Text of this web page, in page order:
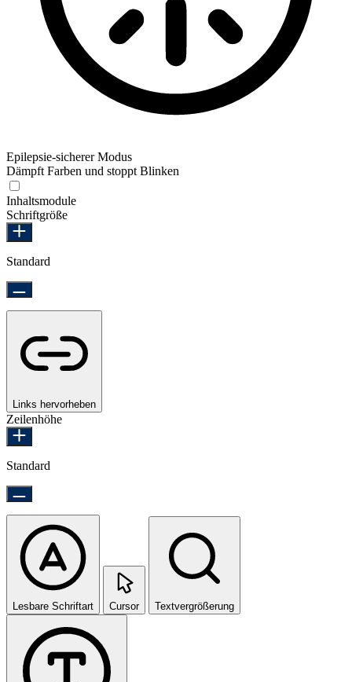
Epilepsie-sicherer Modus
Dämpft Farben und stoppt Blinken
Inhaltsmodule
Schriftgröße
Standard
Links hervorheben
Zeilenhöhe
Standard
Lesbare Schriftart Cursor Textvergrößerung